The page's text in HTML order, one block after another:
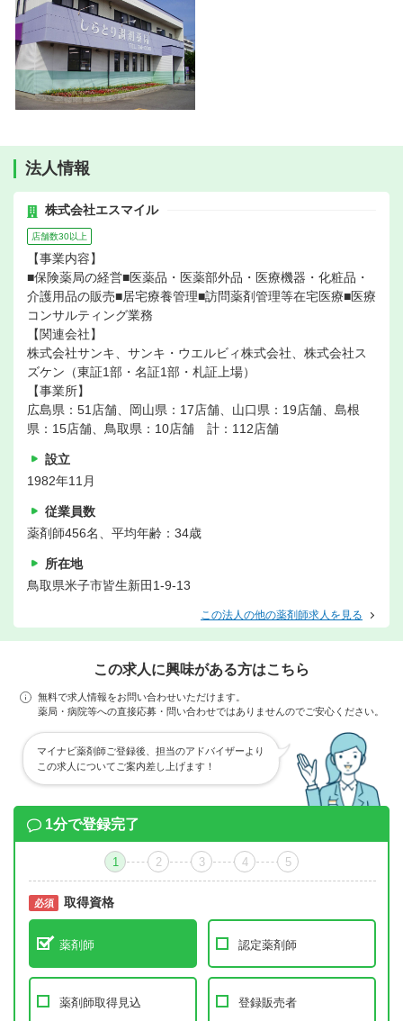
法人情報
株式会社エスマイル
店舗数30以上
【事業内容】
■保険薬局の経営■医薬品・医薬部外品・医療機器・化粧品・
介護用品の販売■居宅療養管理■訪問薬剤管理等在宅医療■医療
コンサルティング業務
【関連会社】
株式会社サンキ、サンキ・ウエルビィ株式会社、株式会社ス
ズケン（東証1部・名証1部・札証上場）
【事業所】
広島県：51店舗、岡山県：17店舗、山口県：19店舗、島根
県：15店舗、鳥取県：10店舗 計：112店舗
設立
1982年11月
従業員数
薬剤師456名、平均年齢：34歳
所在地
鳥取県米子市皆生新田1-9-13
この法人の他の薬剤師求人を見る
この求人に興味がある方はこちら
無料で求人情報をお問い合わせいただけます。
薬局・病院等への直接応募・問い合わせではありませんのでご安心ください。
マイナビ薬剤師ご登録後、担当のアドバイザーより
この求人についてご案内差し上げます！
1分で登録完了
1 2 3 4 5
必須 取得資格
薬剤師 認定薬剤師
薬剤師取得見込 登録販売者